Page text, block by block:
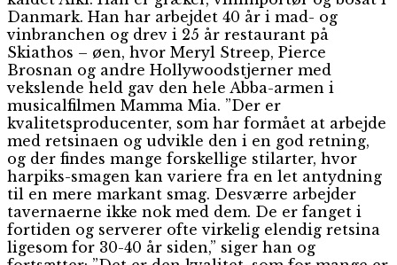
Danmark. Han har arbejdet 40 år i mad- og
vinbranchen og drev i 25 år restaurant på
Skiathos – øen, hvor Meryl Streep, Pierce
Brosnan og andre Hollywoodstjerner med
vekslende held gav den hele Abba-armen i
musicalfilmen Mamma Mia. ”Der er
kvalitetsproducenter, som har formået at arbejde
med retsinaen og udvikle den i en god retning,
og der findes mange forskellige stilarter, hvor
harpiks-smagen kan variere fra en let antydning
til en mere markant smag. Desværre arbejder
tavernaerne ikke nok med dem. De er fanget i
fortiden og serverer ofte virkelig elendig retsina
ligesom for 30-40 år siden,” siger han og